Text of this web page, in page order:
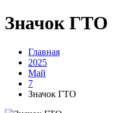
Значок ГТО
Главная
2025
Май
7
Значок ГТО